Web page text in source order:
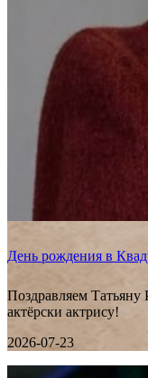
День рождения в
Поздравляем
актёрски актрису!
2026-07-23